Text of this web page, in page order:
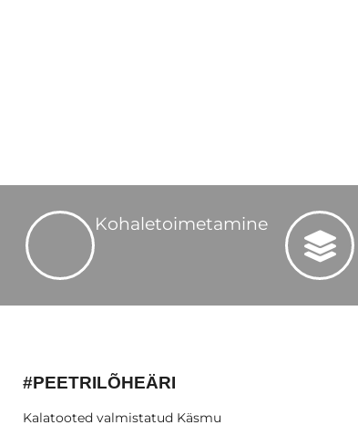
Kohaletoimetamine
#PEETRILÕHEÄRI
Kalatooted valmistatud Käsmu